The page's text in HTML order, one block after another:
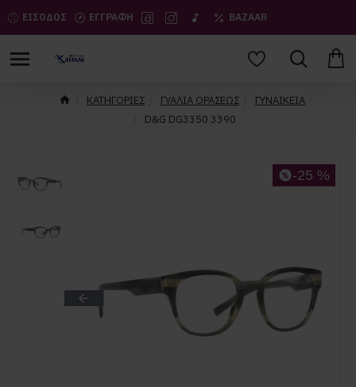
ΕΙΣΟΔΟΣ ΕΓΓΡΑΦΗ BAZAAR
ΚΑΤΗΓΟΡΙΕΣ ΓΥΑΛΙΑ ΟΡΑΣΕΩΣ
ΓΥΝΑΙΚΕΙΑ
D&G DG3350 3390
-25 %